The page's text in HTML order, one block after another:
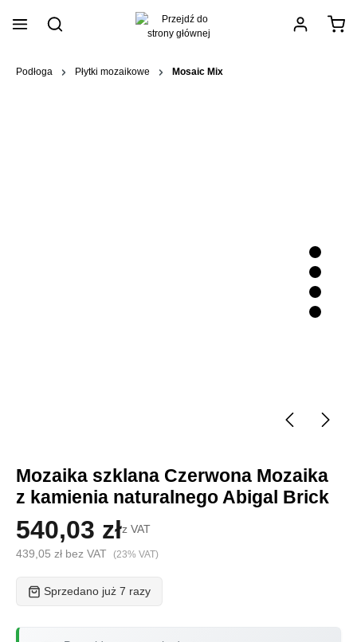
zawartości
Podłoga Płytki mozaikowe Mosaic Mix
Mozaika szklana Czerwona Mozaika
z kamienia naturalnego Abigal Brick
540,03 złz VAT
439,05 zł bez VAT (23% VAT)
Sprzedano już 7 razy